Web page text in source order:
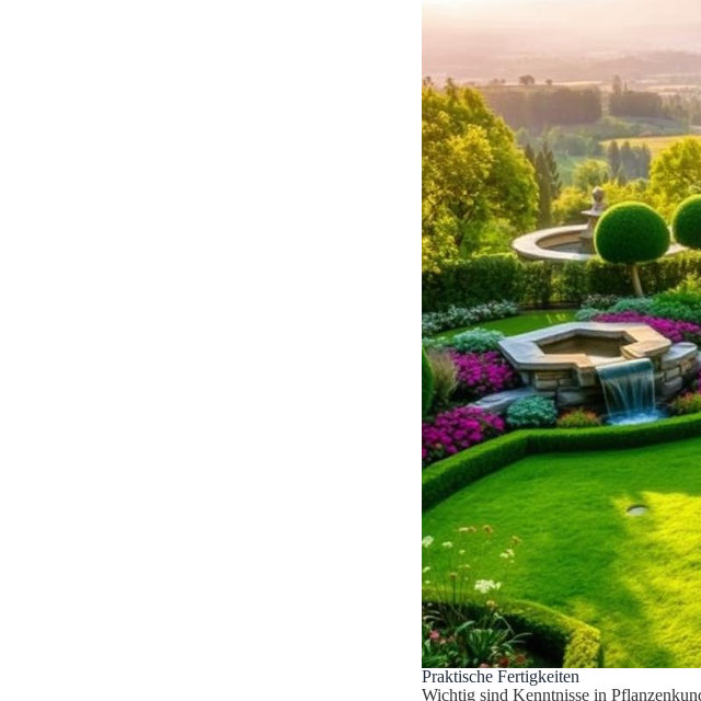
Praktische Fertigkeiten
Wichtig sind Kenntnisse in